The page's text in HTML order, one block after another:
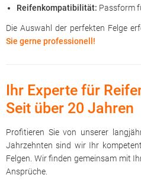
Reifenkompatibilität: Passform
Die Auswahl der perfekten Felge
Sie gerne professionell!
Ihr Experte für
Seit über 20 Jahren
Profitieren Sie von unserer
Jahrzehnten sind wir Ihr
Felgen. Wir finden gemeinsam mit
Ansprüche.